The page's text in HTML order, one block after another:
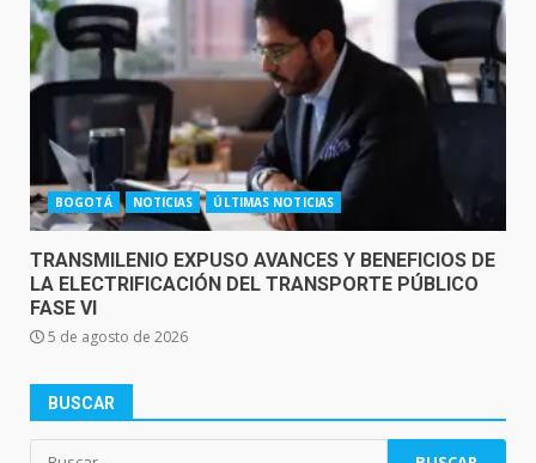
BOGOTÁ NOTICIAS ÚLTIMAS NOTICIAS
TRANSMILENIO EXPUSO AVANCES Y BENEFICIOS DE
LA ELECTRIFICACIÓN DEL TRANSPORTE PÚBLICO
FASE VI
5 de agosto de 2026
BUSCAR
Buscar: